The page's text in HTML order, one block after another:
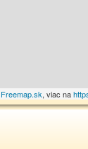
Freemap.sk, viac na